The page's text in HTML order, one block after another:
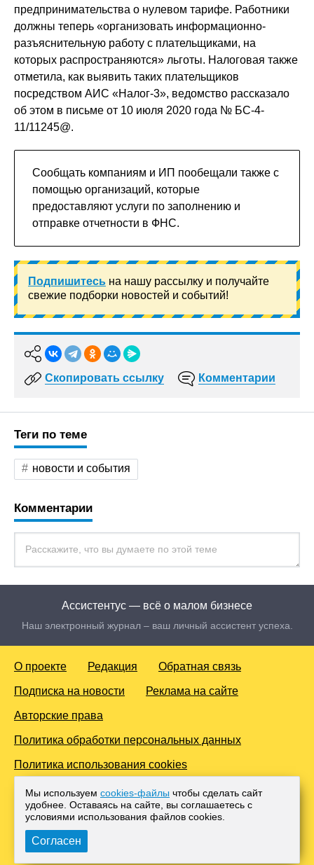
предпринимательства о нулевом тарифе. Работники
должны теперь «организовать информационно-
разъяснительную работу с плательщиками, на
которых распространяются» льготы. Налоговая также
отметила, как выявить таких плательщиков
посредством АИС «Налог-3», ведомство рассказало
об этом в письме от 10 июля 2020 года № БС-4-
11/11245@.
Сообщать компаниям и ИП пообещали также с
помощью организаций, которые
предоставляют услуги по заполнению и
отправке отчетности в ФНС.
Подпишитесь на нашу рассылку и получайте
свежие подборки новостей и событий!
Скопировать ссылку Комментарии
Теги по теме
новости и события
Комментарии
Ассистентус — всё о малом бизнесе
Наш электронный журнал – ваш личный ассистент успеха.
О проекте Редакция Обратная связь
Подписка на новости Реклама на сайте
Авторские права
Политика обработки персональных данных
Политика использования cookies
© 2016-2026 Все права защищены. Для лиц старше 18 лет.
Любое копирование материалов и тиражирование в сети
Интернет, либо печатных изданиях без согласования с
Администрацией проекта, преследуется законом.
Мы используем cookies-файлы чтобы сделать сайт
удобнее. Оставаясь на сайте, вы соглашаетесь с
условиями использования файлов cооkies.
Согласен